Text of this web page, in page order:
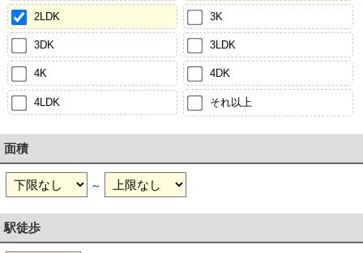
2LDK 3K
3DK 3LDK
4K 4DK
4LDK それ以上
面積
～
駅徒歩